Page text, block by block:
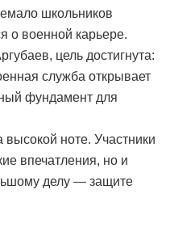
школьников
о военной карьере.
цель достигнута:
служба открывает
фундамент для
ноте. Участники
впечатления, но и
делу — защите